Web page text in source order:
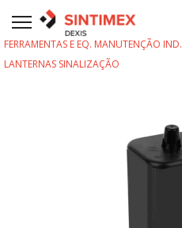
FERRAMENTAS E EQ. MANUTENÇÃO IND.
LANTERNAS SINALIZAÇÃO